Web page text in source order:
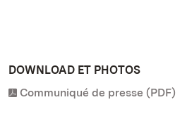
DOWNLOAD ET PHOTOS
Communiqué de presse (PDF)